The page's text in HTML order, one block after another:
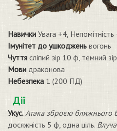
Навички Увага +4, Непомітність
Імунітет до ушкоджень вогонь
Чуття сліпий зір 10 ф, темний
Мови драконова
Небезпека 1 (200 ПД)
Дії
Укус. Атака зброєю ближнього
досяжність 5 ф, одна ціль.